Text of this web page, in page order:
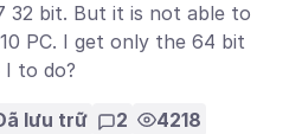
32 bit. But it is not able to
PC. I get only the 64 bit
I to do?
lưu trữ 2 4218